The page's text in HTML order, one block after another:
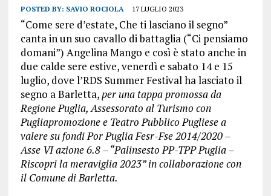
POSTED BY: SAVIO ROCIOLA 17 LUGLIO 2023
“Come sere d’estate, Che ti lasciano il sеgno”
canta in un suo cavallo di battaglia (“Ci pensiamo
domani”) Angelina Mango e così è stato anche in
due calde sere estive, venerdì e sabato 14 e 15
luglio, dove l’RDS Summer Festival ha lasciato il
segno a Barletta,per una tappa promossa da
Regione Puglia, Assessorato al Turismo con
Pugliapromozione e Teatro Pubblico Pugliese a
valere su fondi Por Puglia Fesr-Fse 2014/2020 –
Asse VI azione 6.8 – “Palinsesto PP-TPP Puglia –
Riscopri la meraviglia 2023” in collaborazione con
il Comune di Barletta.